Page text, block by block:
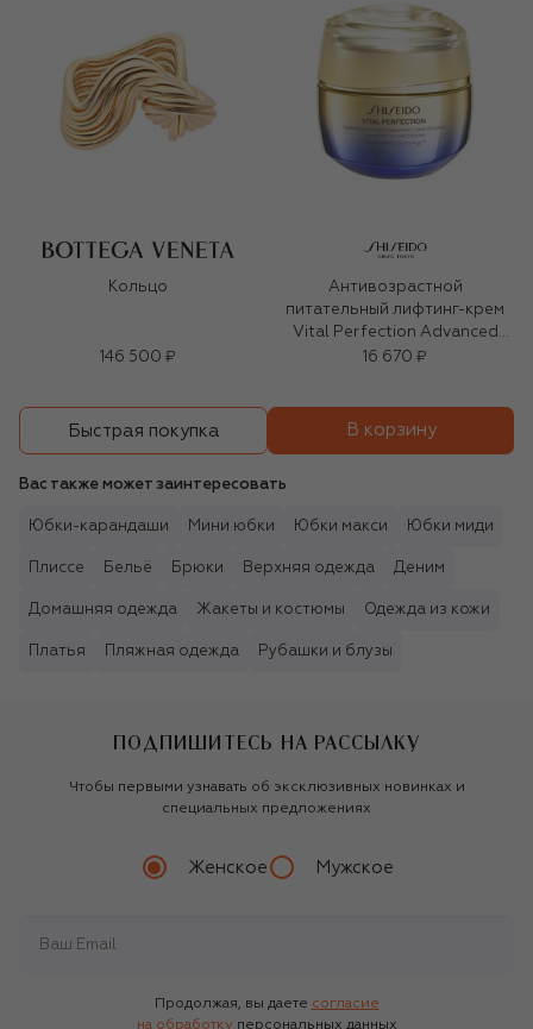
Кольцо
146 500 ₽
Антивозрастной
питательный лифтинг-крем
Vital Perfection Advanced
(50ml)
16 670 ₽
Быстрая покупка В корзину
Вас также может заинтересовать
Юбки-карандаши Мини юбки Юбки макси Юбки миди
Плиссе Бельё Брюки Верхняя одежда Деним
Домашняя одежда Жакеты и костюмы Одежда из кожи
Платья Пляжная одежда Рубашки и блузы
ПОДПИШИТЕСЬ НА РАССЫЛКУ
Чтобы первыми узнавать об эксклюзивных новинках и
специальных предложениях
Женское Мужское
Продолжая, вы даете согласие
на обработку персональных данных